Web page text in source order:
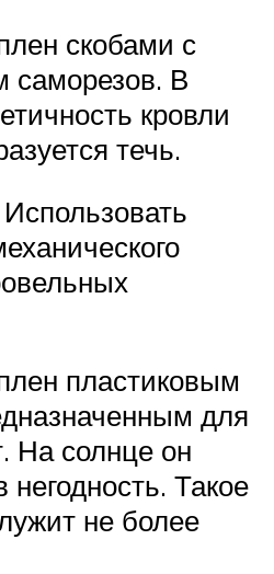
скобами с
саморезов. В
кровли
течь.
пластиковым
для
На солнце он
Такое
не более